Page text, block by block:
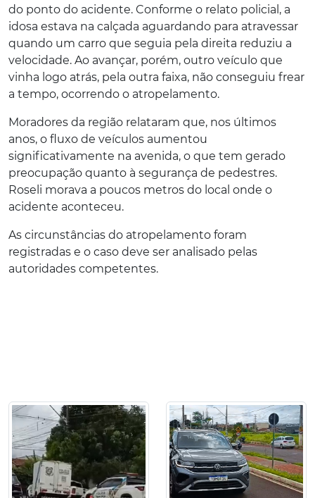
do ponto do acidente. Conforme o relato policial, a
idosa estava na calçada aguardando para atravessar
quando um carro que seguia pela direita reduziu a
velocidade. Ao avançar, porém, outro veículo que
vinha logo atrás, pela outra faixa, não conseguiu frear
a tempo, ocorrendo o atropelamento.
Moradores da região relataram que, nos últimos
anos, o fluxo de veículos aumentou
significativamente na avenida, o que tem gerado
preocupação quanto à segurança de pedestres.
Roseli morava a poucos metros do local onde o
acidente aconteceu.
As circunstâncias do atropelamento foram
registradas e o caso deve ser analisado pelas
autoridades competentes.